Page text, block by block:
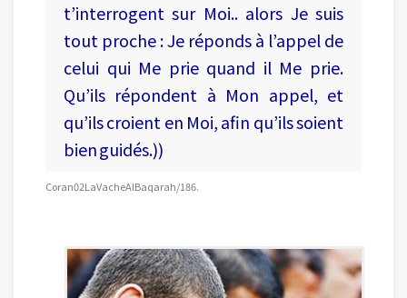
t’interrogent sur Moi.. alors Je suis
tout proche : Je réponds à l’appel de
celui qui Me prie quand il Me prie.
Qu’ils répondent à Mon appel, et
qu’ils croient en Moi, afin qu’ils soient
bien guidés.))
Coran 02 La Vache Al Baqarah/186.